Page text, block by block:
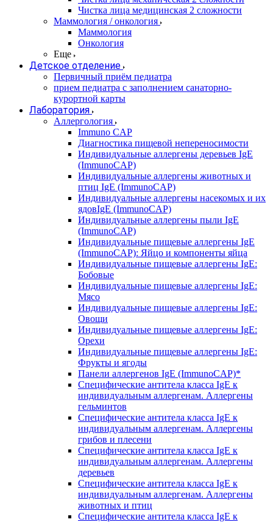
Чистка лица медицинская 2 сложности
Маммология / онкология
Маммология
Онкология
Еще
Детское отделение
Первичный приём педиатра
прием педиатра с заполнением санаторно-
курортной карты
Лаборатория
Аллергология
Immuno CAP
Диагностика пищевой непереносимости
Индивидуальные аллергены деревьев IgE
(ImmunoCAP)
Индивидуальные аллергены животных и
птиц IgE (ImmunoCAP)
Индивидуальные аллергены насекомых и их
ядовIgE (ImmunoCAP)
Индивидуальные аллергены пыли IgE
(ImmunoCAP)
Индивидуальные пищевые аллергены IgE
(ImmunoCAP): Яйцо и компоненты яйца
Индивидуальные пищевые аллергены IgE:
Бобовые
Индивидуальные пищевые аллергены IgE:
Мясо
Индивидуальные пищевые аллергены IgE:
Овощи
Индивидуальные пищевые аллергены IgE:
Орехи
Индивидуальные пищевые аллергены IgE:
Фрукты и ягоды
Панели аллергенов IgE (ImmunoCAP)*
Специфические антитела класса IgE к
индивидуальным аллергенам. Аллергены
гельминтов
Специфические антитела класса IgE к
индивидуальным аллергенам. Аллергены
грибов и плесени
Специфические антитела класса IgE к
индивидуальным аллергенам. Аллергены
деревьев
Специфические антитела класса IgE к
индивидуальным аллергенам. Аллергены
животных и птиц
Специфические антитела класса IgE к